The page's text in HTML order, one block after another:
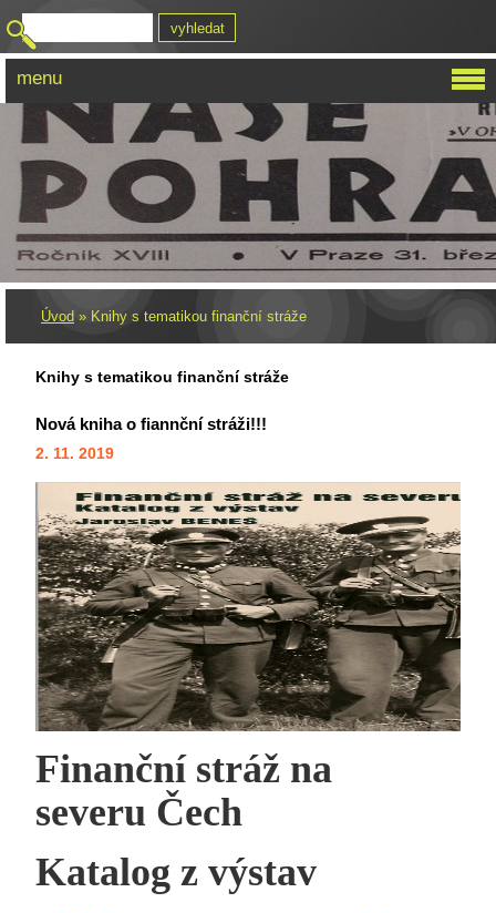
Úvod » Knihy s tematikou finanční stráže
Knihy s tematikou finanční stráže
Nová kniha o fiannční stráži!!!
2. 11. 2019
Finanční stráž na
severu Čech
Katalog z výstav
menu